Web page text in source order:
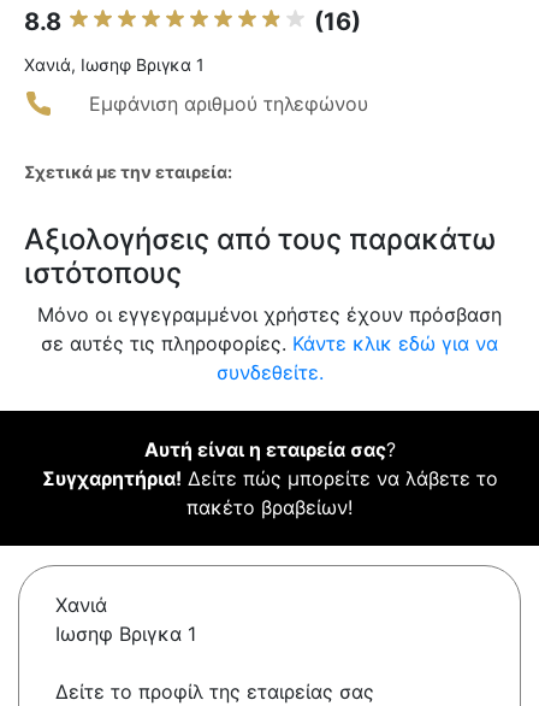
8.8 (16)
Χανιά, Ιωσηφ Βριγκα 1
Εμφάνιση αριθμού τηλεφώνου
Σχετικά με την εταιρεία:
Αξιολογήσεις από τους παρακάτω
ιστότοπους
Μόνο οι εγγεγραμμένοι χρήστες έχουν πρόσβαση
σε αυτές τις πληροφορίες. Κάντε κλικ εδώ για να
συνδεθείτε.
Αυτή είναι η εταιρεία σας?
Συγχαρητήρια! Δείτε πώς μπορείτε να λάβετε το
πακέτο βραβείων!
Χανιά
Ιωσηφ Βριγκα 1
Δείτε το προφίλ της εταιρείας σας